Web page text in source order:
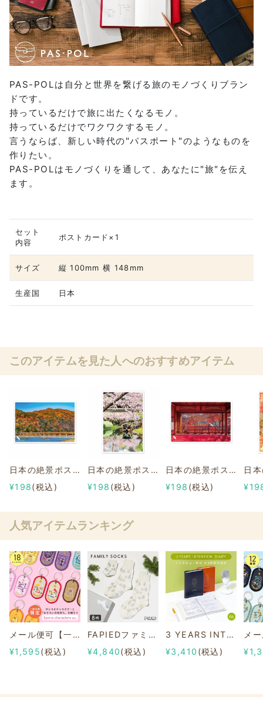
PAS-POLは自分と世界を繋げる旅のモノづくりブラン
ドです。
持っているだけで旅に出たくなるモノ。
持っているだけでワクワクするモノ。
言うならば、新しい時代の"パスポート"のようなものを
作りたい。
PAS-POLはモノづくりを通して、あなたに"旅"を伝え
ます。
セット
内容
ポストカード×1
サイズ 縦 100mm 横 148mm
生産国 日本
このアイテムを見た人へのおすすめアイテム
日本の絶景ポストカード ～秋～ 嵐山/京都
¥198(税込)
日本の絶景ポストカード ～春～ 京都府立伏見港公園/京都
¥198 (税込)
日本の絶景ポストカード ～秋～ 柳谷観音/京都
¥198 (税込)
人気アイテムランキング
メール便可【一部店舗限定】2/8b PAIR KEY RING Sanrio characters ver.
¥1,595(税込)
FAPIEDファミリーソックスセット 総柄
¥4,840(税込)
3 YEARS INTERVIEW DIARY
¥3,410 (税込)